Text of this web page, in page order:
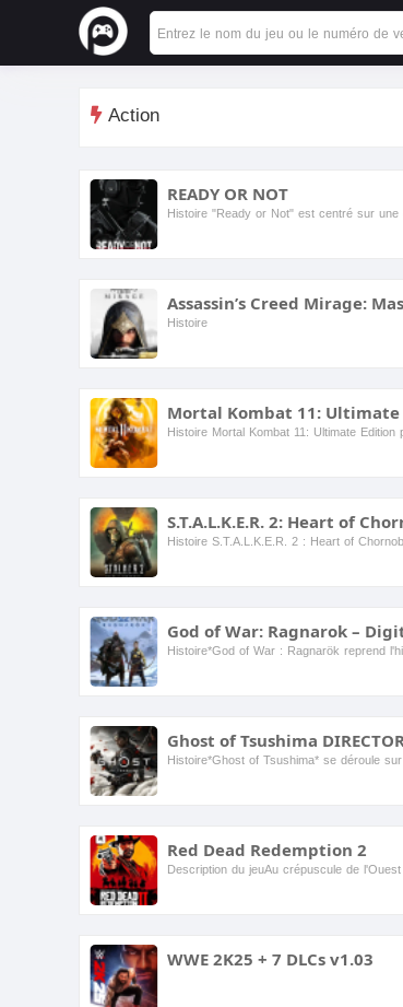
Action
READY OR NOT
Assassin’s Creed Mirage:
Histoire
Mortal Kombat 11:
S.T.A.L.K.E.R. 2: Heart of
God of War: Ragnarok –
Red Dead Redemption 2
WWE 2K25 + 7 DLCs v1.03